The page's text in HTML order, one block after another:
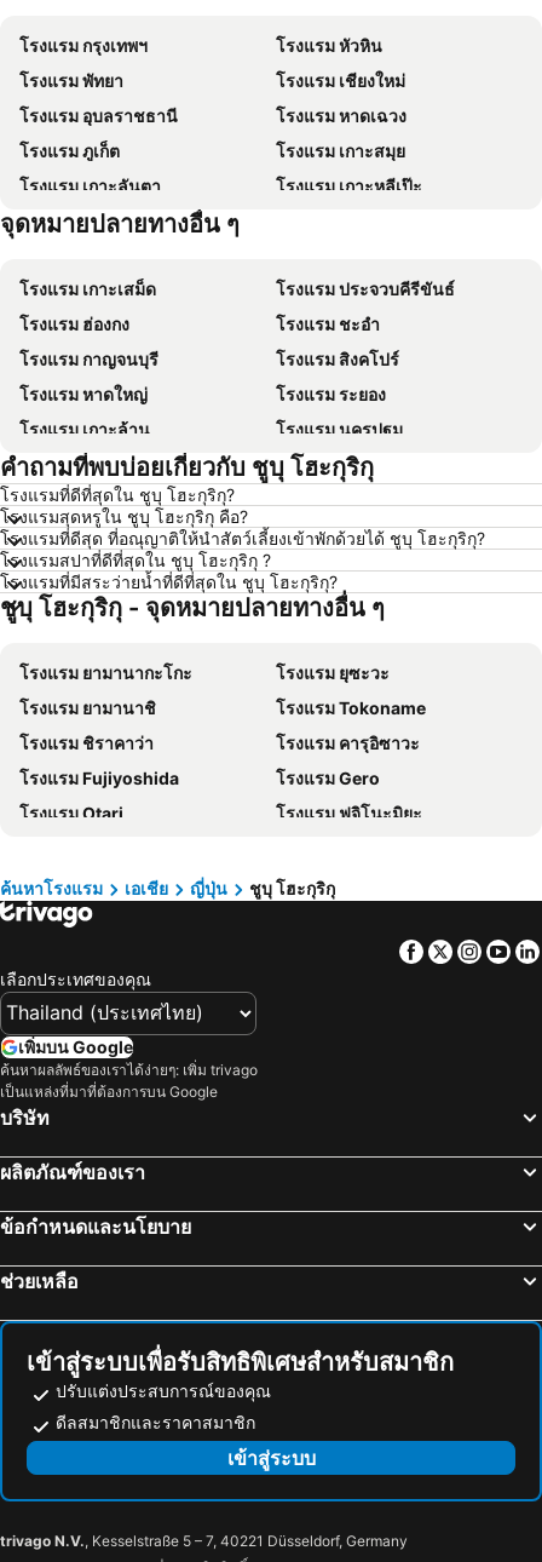
โรงแรม กรุงเทพฯ
โรงแรม หัวหิน
โรงแรม พัทยา
โรงแรม เชียงใหม่
โรงแรม อุบลราชธานี
โรงแรม หาดเฉวง
โรงแรม ภูเก็ต
โรงแรม เกาะสมุย
โรงแรม เกาะลันตา
โรงแรม เกาะหลีเป๊ะ
โรงแรม Schaffhausen
จุดหมายปลายทางอื่น ๆ
โรงแรม เกาะเสม็ด
โรงแรม ประจวบคีรีขันธ์
โรงแรม ฮ่องกง
โรงแรม ชะอำ
โรงแรม กาญจนบุรี
โรงแรม สิงคโปร์
โรงแรม หาดใหญ่
โรงแรม ระยอง
โรงแรม เกาะล้าน
โรงแรม นครปฐม
โรงแรม นครราชสีมา
โรงแรม ซินยี่
โรงแรม เขาหลัก
โรงแรม อุดรธานี
โรงแรม ศรีราชา
โรงแรม กระบี่
โรงแรม นครนายก
โรงแรม นครพนม
โรงแรม เกาะพะงัน
โรงแรม เกาะเต่า
โรงแรม มัลดีฟส์
โรงแรม ภาคตะวันออกเฉียงเหนือ
โรงแรม มาเก๊า
โรงแรม บาหลี
โรงแรม เกาะลังกาวี
โรงแรม ปีนัง
โรงแรม บาห์เรน
โรงแรม จอร์เจีย
โรงแรม ลาว
โรงแรม ซาโมส
โรงแรม เกาะช้าง
โรงแรม เกาะเสม็ด
คำถามที่พบบ่อยเกี่ยวกับ ชูบุ โฮะกุริกุ
โรงแรมที่ดีที่สุดใน ชูบุ โฮะกุริกุ?
โรงแรมสุดหรูใน ชูบุ โฮะกุริกุ คือ?
โรงแรมที่ดีสุด ที่อณุญาติให้นำสัตว์เลี้ยงเข้าพักด้วยได้ ชูบุ โฮะกุริกุ?
โรงแรมสปาที่ดีที่สุดใน ชูบุ โฮะกุริกุ ?
โรงแรมที่มีสระว่ายน้ำที่ดีที่สุดใน ชูบุ โฮะกุริกุ?
ชูบุ โฮะกุริกุ - จุดหมายปลายทางอื่น ๆ
โรงแรม ยามานากะโกะ
โรงแรม ยุซะวะ
โรงแรม ยามานาชิ
โรงแรม Tokoname
โรงแรม ชิราคาว่า
โรงแรม คารุอิซาวะ
โรงแรม Fujiyoshida
โรงแรม Gero
โรงแรม Otari
โรงแรม ฟุจิโนะมิยะ
โรงแรม อาตามิ
โรงแรม กิฟุ
โรงแรม Minamiuonuma
โรงแรม Gotenba
โรงแรม ฟุกุอิ
โรงแรม ยามานอชิ
โรงแรม Fuefuki
โรงแรม Hamamatsu
โรงแรม Katsuyama
โรงแรม Myoko
โรงแรม Kofu
โรงแรม Shimoda
โรงแรม Okazaki
โรงแรม Yaizu
ค้นหาโรงแรม เอเชีย ญี่ปุ่น ชูบุ โฮะกุริกุ
Facebook
Twitter
เลือกประเทศของคุณ
เพิ่มบน Google
ค้นหาผลลัพธ์ของเราได้ง่ายๆ: เพิ่ม trivago
เป็นแหล่งที่มาที่ต้องการบน Google
บริษัท
ผลิตภัณฑ์ของเรา
ข้อกำหนดและนโยบาย
ช่วยเหลือ
เข้าสู่ระบบเพื่อรับสิทธิพิเศษสำหรับสมาชิก
ปรับแต่งประสบการณ์ของคุณ
ดีลสมาชิกและราคาสมาชิก
เข้าสู่ระบบ
trivago N.V., Kesselstraße 5 – 7, 40221 Düsseldorf, Germany